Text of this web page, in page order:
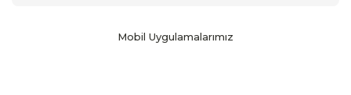
Mobil Uygulamalarımız